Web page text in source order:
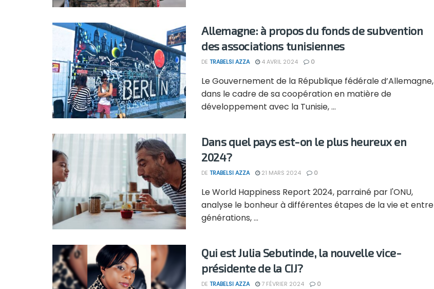
Allemagne: à propos du fonds de subvention
des associations tunisiennes
DE TRABELSI AZZA 4 AVRIL 2024 0
Le Gouvernement de la République fédérale d’Allemagne,
dans le cadre de sa coopération en matière de
développement avec la Tunisie, ...
Dans quel pays est-on le plus heureux en
2024?
DE TRABELSI AZZA 21 MARS 2024 0
Le World Happiness Report 2024, parrainé par l'ONU,
analyse le bonheur à différentes étapes de la vie et entre
générations, ...
Qui est Julia Sebutinde, la nouvelle vice-
présidente de la CIJ?
DE TRABELSI AZZA 7 FÉVRIER 2024 0